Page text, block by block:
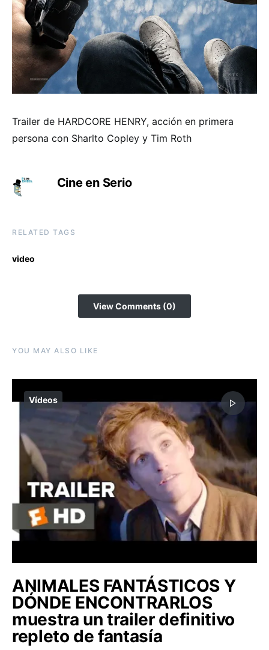
Trailer de HARDCORE HENRY, acción en primera
persona con Sharlto Copley y Tim Roth
Cine en Serio
RELATED TAGS
video
View Comments (0)
YOU MAY ALSO LIKE
Vídeos
ANIMALES FANTÁSTICOS Y
DÓNDE ENCONTRARLOS
muestra un trailer definitivo
repleto de fantasía